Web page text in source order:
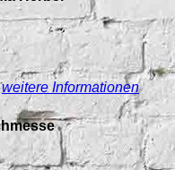
weitere Informationen